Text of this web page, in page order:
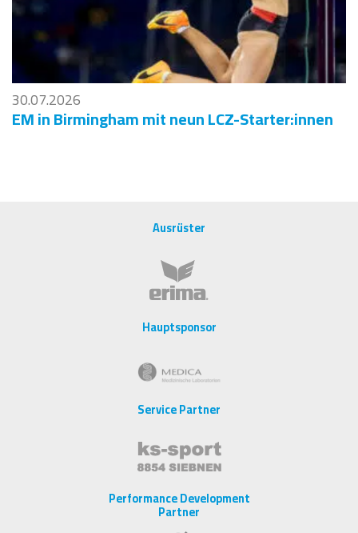
30.07.2026
EM in Birmingham mit neun LCZ-Starter:innen
Ausrüster
Hauptsponsor
Service Partner
Performance Development
Partner